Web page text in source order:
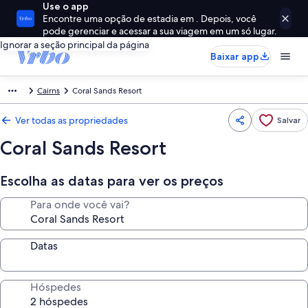
Use o app
Encontre uma opção de estadia em . Depois, você
pode gerenciar e acessar a sua viagem em um só lugar.
Ignorar a seção principal da página
Baixar app
Cairns Coral Sands Resort
Ver todas as propriedades Salvar
Coral Sands Resort
Escolha as datas para ver os preços
Para onde você vai?
Datas
Hóspedes